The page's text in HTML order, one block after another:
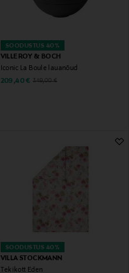
SOODUSTUS 40%
VILLEROY & BOCH
Iconic La Boule lauanõud
Discounted Price
209,40 € Original Price
349,00 €
SOODUSTUS 40%
VILLA STOCKMANN
Tekikott Eden